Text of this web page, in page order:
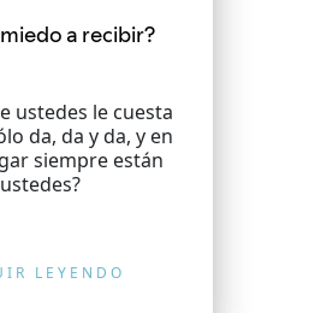
a recibir?
ustedes le cuesta
da, da y da, y en
siempre están
ustedes?
LEYENDO